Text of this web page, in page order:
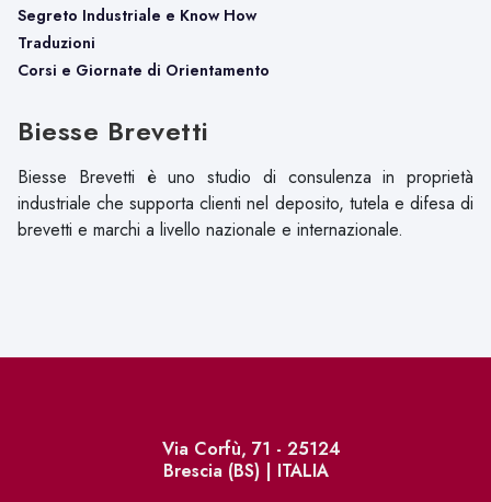
Segreto Industriale e Know How
Traduzioni
Corsi e Giornate di Orientamento
Biesse Brevetti
Biesse Brevetti è uno studio di consulenza in proprietà
industriale che supporta clienti nel deposito, tutela e difesa di
brevetti e marchi a livello nazionale e internazionale.
Via Corfù, 71 - 25124
Brescia (BS) | ITALIA